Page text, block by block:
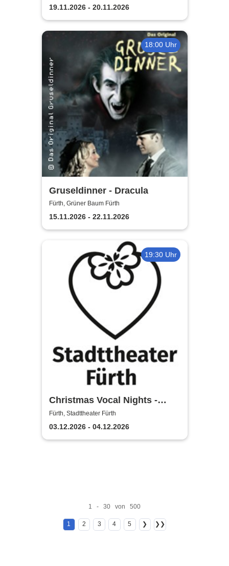
19.11.2026 - 20.11.2026
18:00 Uhr
Gruseldinner - Dracula
Fürth, Grüner Baum Fürth
15.11.2026 - 22.11.2026
19:30 Uhr
Christmas Vocal Nights -
Stadttheater Fürth
Fürth, Stadttheater Fürth
03.12.2026 - 04.12.2026
1 - 30 von 500
1 2 3 4 5 ❯ ❯❯